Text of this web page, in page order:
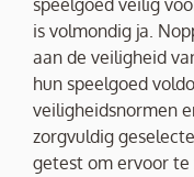
speelgoed veilig
is volmondig ja.
aan de veiligheid
hun speelgoed
veiligheidsnormen
zorgvuldig
getest om ervoor